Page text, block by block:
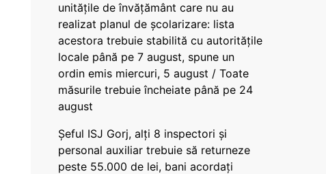
unitățile de învățământ care nu au
realizat planul de școlarizare: lista
acestora trebuie stabilită cu autoritățile
locale până pe 7 august, spune un
ordin emis miercuri, 5 august / Toate
măsurile trebuie încheiate până pe 24
august
Șeful ISJ Gorj, alți 8 inspectori și
personal auxiliar trebuie să returneze
peste 55.000 de lei, bani acordați